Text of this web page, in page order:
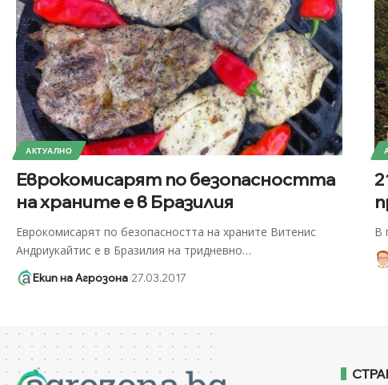
АКТУАЛНО
Еврокомисарят по безопасността
на храните е в Бразилия
Eврокомисарят по безопасността на храните Витенис
Андриукайтис е в Бразилия на тридневно…
Екип на Агрозона 27.03.2017
В